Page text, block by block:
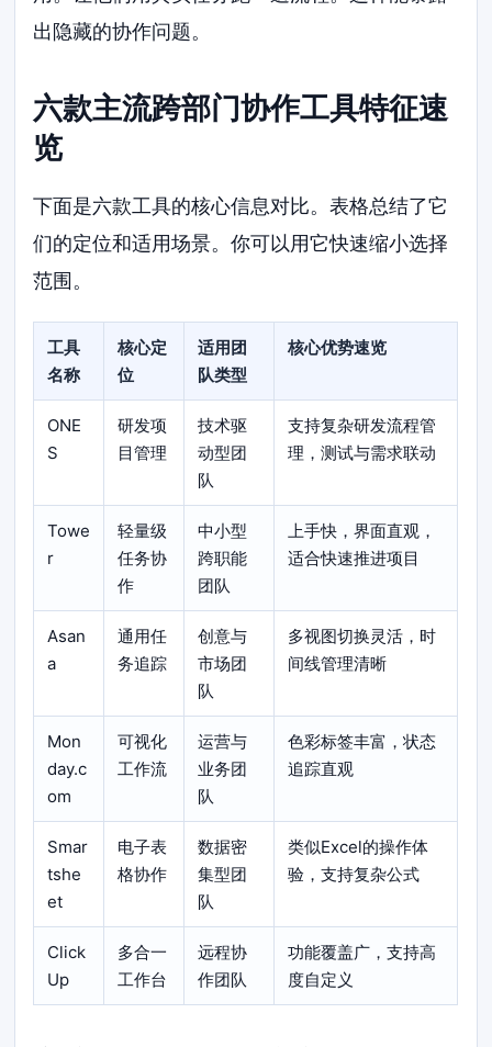
出隐藏的协作问题。
六款主流跨部门协作工具特征速
览
下面是六款工具的核心信息对比。表格总结了它
们的定位和适用场景。你可以用它快速缩小选择
范围。
工具
名称
核心定
位
适用团
队类型
核心优势速览
ONE
S
研发项
目管理
技术驱
动型团
队
支持复杂研发流程管
理，测试与需求联动
Towe
r
轻量级
任务协
作
中小型
跨职能
团队
上手快，界面直观，
适合快速推进项目
Asan
a
通用任
务追踪
创意与
市场团
队
多视图切换灵活，时
间线管理清晰
Mon
day.c
om
可视化
工作流
运营与
业务团
队
色彩标签丰富，状态
追踪直观
Smar
tshe
et
电子表
格协作
数据密
集型团
队
类似Excel的操作体
验，支持复杂公式
Click
Up
多合一
工作台
远程协
作团队
功能覆盖广，支持高
度自定义